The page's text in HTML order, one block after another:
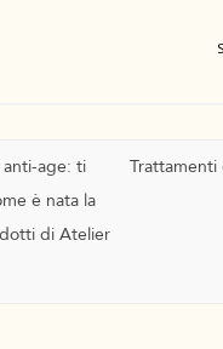
articolo
anti-age: ti
è nata la
di Atelier
Trattamenti